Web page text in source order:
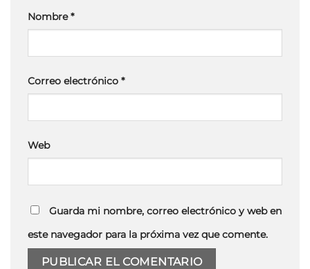
Nombre*
Correo electrónico *
Web
Guarda mi nombre, correo electrónico y web en
este navegador para la próxima vez que comente.